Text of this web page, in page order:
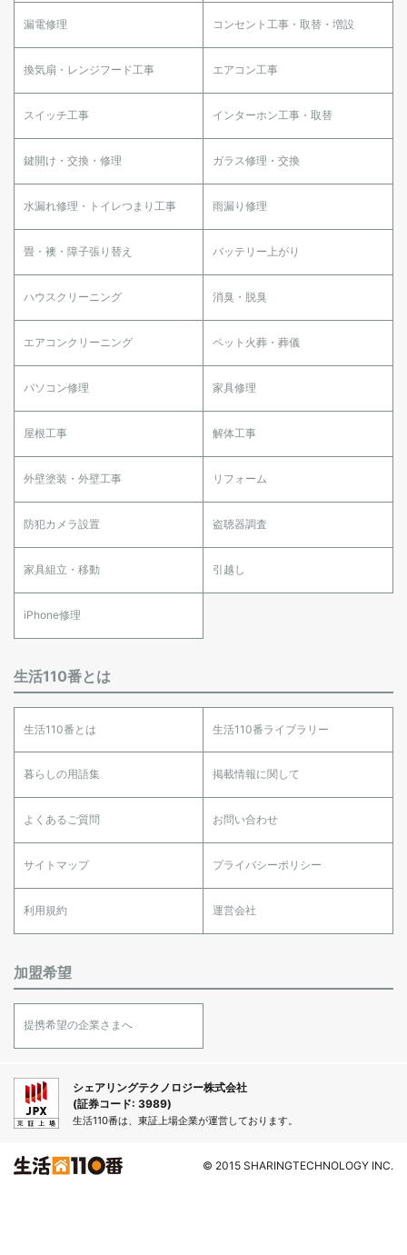
漏電修理 コンセント工事・取替・増設
換気扇・レンジフード工事 エアコン工事
スイッチ工事 インターホン工事・取替
鍵開け・交換・修理 ガラス修理・交換
水漏れ修理・トイレつまり工事 雨漏り修理
畳・襖・障子張り替え バッテリー上がり
ハウスクリーニング 消臭・脱臭
エアコンクリーニング ペット火葬・葬儀
パソコン修理 家具修理
屋根工事 解体工事
外壁塗装・外壁工事 リフォーム
防犯カメラ設置 盗聴器調査
家具組立・移動 引越し
iPhone修理
生活110番とは
生活110番とは 生活110番ライブラリー
暮らしの用語集 掲載情報に関して
よくあるご質問 お問い合わせ
サイトマップ プライバシーポリシー
利用規約 運営会社
加盟希望
提携希望の企業さまへ
シェアリングテクノロジー株式会社
(証券コード: 3989)
生活110番は、東証上場企業が運営しております。
© 2015 SHARINGTECHNOLOGY INC.